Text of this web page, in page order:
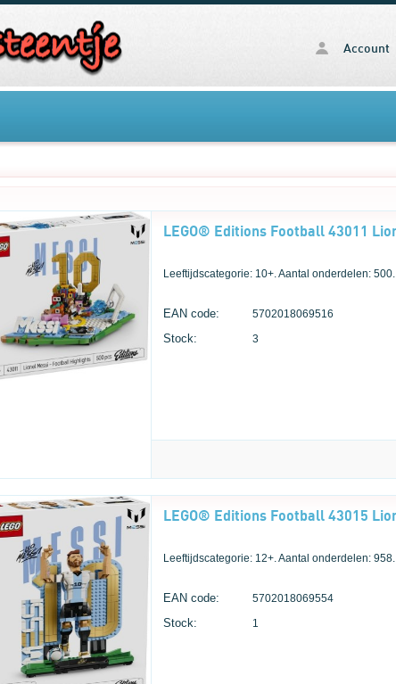
Account
Leeftijdscategorie: 10+. Aantal onderdelen: 500.
EAN code: 5702018069516
Stock: 3
Leeftijdscategorie: 12+. Aantal onderdelen: 958.
EAN code: 5702018069554
Stock: 1